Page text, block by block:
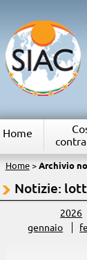
Home
Home> Archivio
Notizie:
2026
gennaio